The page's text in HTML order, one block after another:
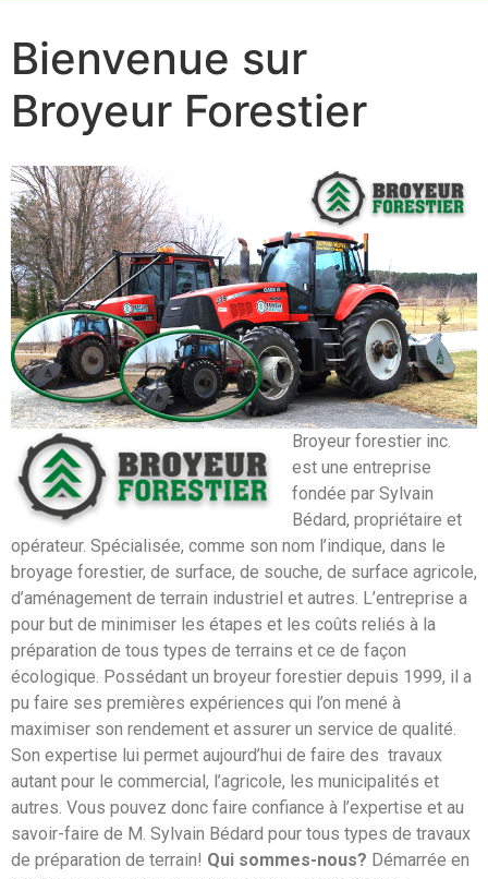
Bienvenue sur
Broyeur Forestier
Broyeur forestier inc.
est une entreprise
fondée par Sylvain
Bédard, propriétaire et
opérateur. Spécialisée, comme son nom l’indique, dans le
broyage forestier, de surface, de souche, de surface agricole,
d’aménagement de terrain industriel et autres. L’entreprise a
pour but de minimiser les étapes et les coûts reliés à la
préparation de tous types de terrains et ce de façon
écologique. Possédant un broyeur forestier depuis 1999, il a
pu faire ses premières expériences qui l’on mené à
maximiser son rendement et assurer un service de qualité.
Son expertise lui permet aujourd’hui de faire des travaux
autant pour le commercial, l’agricole, les municipalités et
autres. Vous pouvez donc faire confiance à l’expertise et au
savoir-faire de M. Sylvain Bédard pour tous types de travaux
de préparation de terrain! Qui sommes-nous? Démarrée en